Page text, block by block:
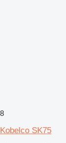
8
Kobelco SK75